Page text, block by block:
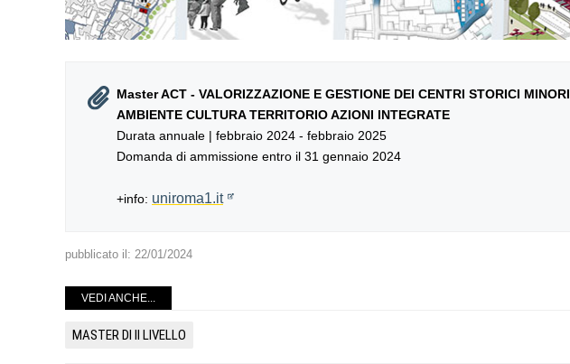
Master ACT - VALORIZZAZIONE E GESTIONE DEI CENTRI STORICI MINORI
AMBIENTE CULTURA TERRITORIO AZIONI INTEGRATE
Durata annuale | febbraio 2024 - febbraio 2025
Domanda di ammissione entro il 31 gennaio 2024
+info: uniroma1.it
pubblicato il: 22/01/2024
VEDI ANCHE...
MASTER DI II LIVELLO